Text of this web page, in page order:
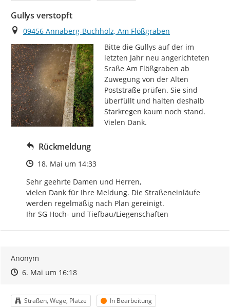
Gullys verstopft
Ort
09456 Annaberg-Buchholz, Am Flößgraben
Bitte die Gullys auf der im
letzten Jahr neu angerichteten
Sraße Am Flößgraben ab
Zuwegung von der Alten
Poststraße prüfen. Sie sind
überfüllt und halten deshalb
Starkregen kaum noch stand.
Vielen Dank.
Rückmeldung
Zeitpunkt des Erstellens
18. Mai um 14:33
Sehr geehrte Damen und Herren,
vielen Dank für Ihre Meldung. Die Straßeneinläufe
werden regelmäßig nach Plan gereinigt.
Ihr SG Hoch- und Tiefbau/Liegenschaften
Anonym
Zeitpunkt des Erstellens
Zeitpunkt des Erstellens
6. Mai um 16:18Zur Äußerung
Kategorie
Straßen, Wege, Plätze Status
In Bearbeitung